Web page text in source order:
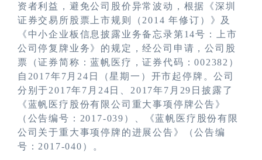
资者利益，避免公司股价异常波动，根据《深圳
证券交易所股票上市规则（ 2014年修订）》及
《中小企业板信息披露业务备忘录第 14号：上市
公司停复牌业务》的规定，经公司申请，公司股
票（证券简称：蓝帆医疗，证券代码：002382 ）
自 2017年7 月 24 日（星期一）开市起停牌。公司
分别于2017年7 月 24 日、 2017年7 月 29 日披露了
《蓝帆医疗股份有限公司重大事项停牌公告》
（公告编号： 2017-039 ）、《蓝帆医疗股份有限
公司关于重大事项停牌的进展公告》（公告编
号： 2017-040 ）。